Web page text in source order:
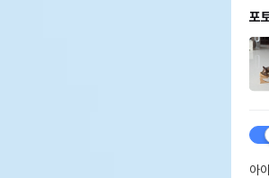
포
아